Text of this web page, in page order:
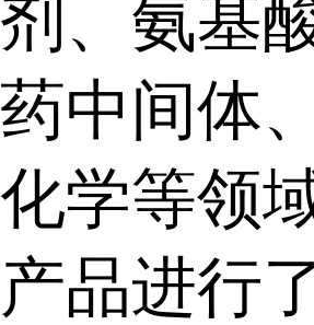
剂、氨基
药中间体
化学等领
产品进行